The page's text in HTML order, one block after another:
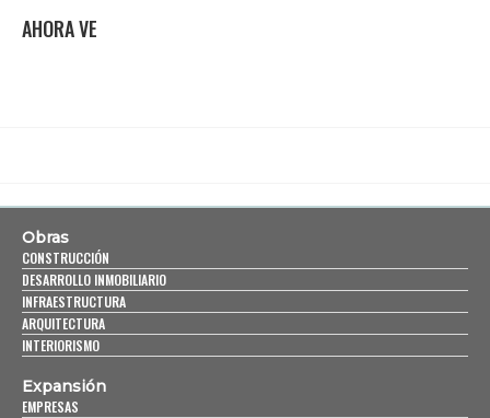
AHORA VE
Obras
CONSTRUCCIÓN
DESARROLLO INMOBILIARIO
INFRAESTRUCTURA
ARQUITECTURA
INTERIORISMO
Expansión
EMPRESAS